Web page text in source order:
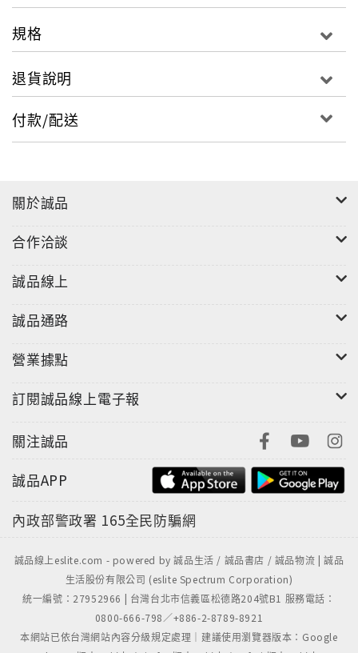
規格
退貨說明
付款/配送
關於誠品
合作洽談
誠品線上
誠品通路
營業據點
訂閱誠品線上電子報
關注誠品
誠品APP
內政部警政署 165全民防騙網
誠品線上eslite.com - powered by 誠品生活 / 誠品書店 / 誠品物流 | 誠品
生活股份有限公司 (eslite Spectrum Corporation)
統一編號：27952966 | 台灣台北市信義區松德路204號B1 服務電話：
0800-666-798／+886-2-8789-8921
本網站已依台灣網站內容分級規定處理｜建議使用瀏覽器版本：Google